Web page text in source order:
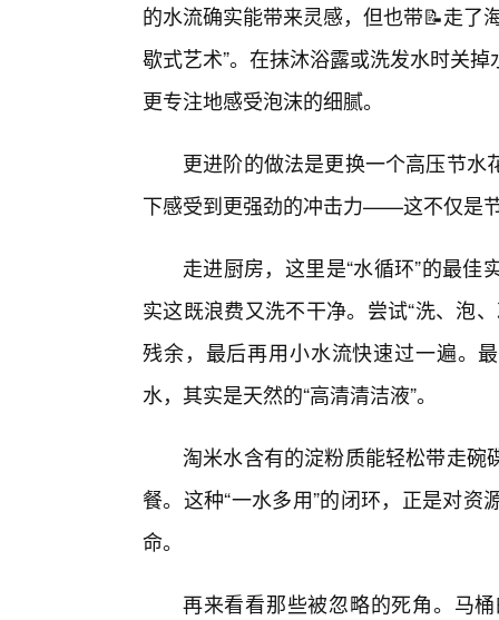
的水流确实能带来灵感，但也带📝走了
歇式艺术”。在抹沐浴露或洗发水时关
更专注地感受泡沫的细腻。
更进阶的做法是更换一个高压节
下感受到更强劲的冲击力——这不仅是
走进厨房，这里是“水循环”的最
实这既浪费又洗不干净。尝试“洗、泡
残余，最后再用小水流快速过一遍。
水，其实是天然的“高清清洁液”。
淘米水含有的淀粉质能轻松带走
餐。这种“一水多用”的闭环，正是对
命。
再来看看那些被忽略的死角。马